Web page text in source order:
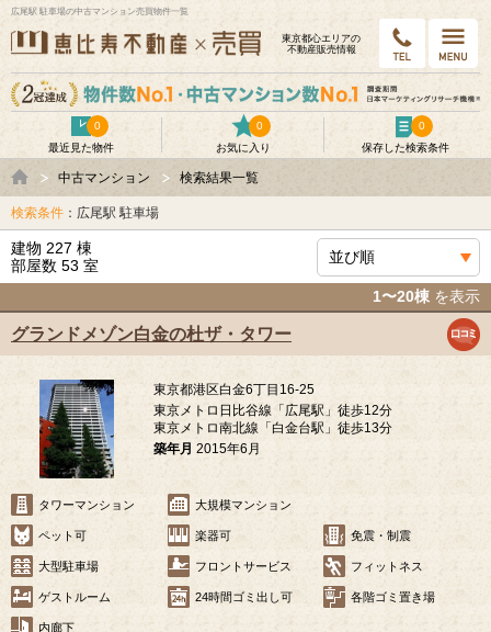
広尾駅 駐車場の中古マンション売買物件一覧
東京都⼼エリアの
不動産販売情報
最近見た物件
0
お気に入り
0
保存した検索条件
0
中古マンション 検索結果一覧
検索条件 ：広尾駅 駐車場
建物 227 棟
部屋数 53 室
1〜20棟 を表示
グランドメゾン白金の杜ザ・タワー
東京都港区白金6丁目16-25
東京メトロ日比谷線「広尾駅」徒歩12分
東京メトロ南北線「白金台駅」徒歩13分
築年月 2015年6月
タワーマンション 大規模マンション
ペット可 楽器可 免震・制震
大型駐車場 フロントサービス フィットネス
ゲストルーム 24時間ゴミ出し可 各階ゴミ置き場
内廊下